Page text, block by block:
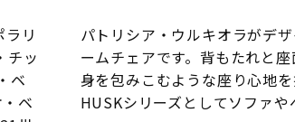
リ
チッ
ベ
ベ
パトリシア・ウルキオラがデ
ームチェアです。背もたれと
身を包みこむような座り心地
HUSKシリーズとしてソファや